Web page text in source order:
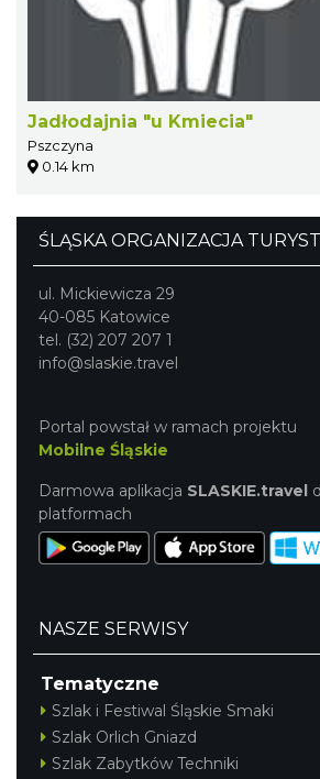
Jadłodajnia "u Kmiecia"
Pszczyna
0.14 km
ŚLĄSKA ORGANIZACJA
ul. Mickiewicza 29
40-085 Katowice
tel. (32) 207 207 1
info@slaskie.travel
Portal powstał w ramach projektu
Mobilne Śląskie
Darmowa aplikacja SLASKIE.travel
platformach
NASZE SERWISY
Tematyczne
Szlak i Festiwal Śląskie Smaki
Szlak Orlich Gniazd
Szlak Zabytków Techniki